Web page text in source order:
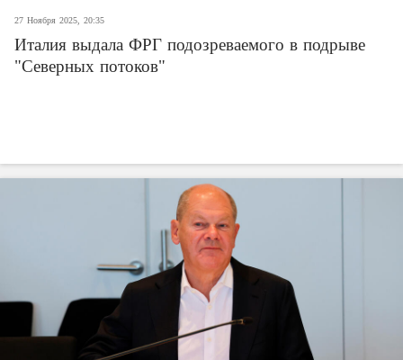
27 Ноября 2025, 20:35
Италия выдала ФРГ подозреваемого в подрыве
"Северных потоков"